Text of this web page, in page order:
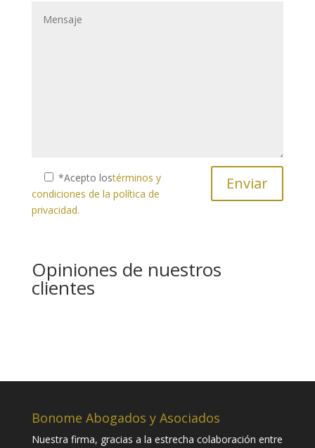
*Acepto lostérminos y
condiciones de la política de
privacidad.
Opiniones de nuestros
clientes
Bonome Abogados y Asociados
Nuestra firma, gracias a la estrecha colaboración entre